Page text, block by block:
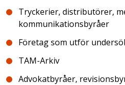
Tryckerier, distributörer,
kommunikationsbyråer
Företag som utför
TAM-Arkiv
Advokatbyråer,